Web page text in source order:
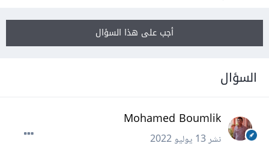
أجب على هذا السؤال
السؤال
Mohamed Boumlik
نشر13 يوليو 2022